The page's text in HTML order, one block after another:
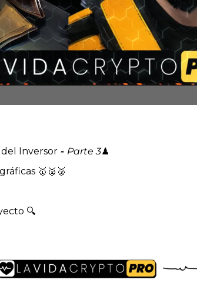
del Inversor - Parte 3♟️
🥇 🥈 🥉
🔍